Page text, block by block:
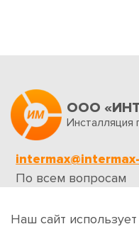
ООО
Инсталляция
По всем вопросам
Обратная связь
Наш сайт